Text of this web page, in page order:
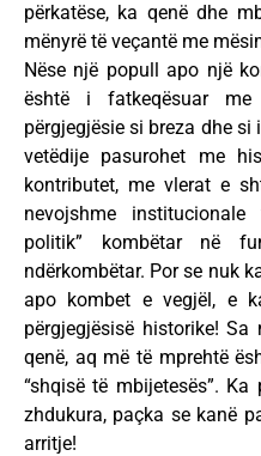
përkatëse, ka qenë dhe
mënyrë të veçantë me
Nëse një popull apo një
është i fatkeqësuar me
përgjegjësie si breza dhe
vetëdije pasurohet me
kontributet, me vlerat e
nevojshme
politik” kombëtar në
ndërkombëtar. Por se nuk
apo kombet e vegjël, e
përgjegjësisë historike!
qenë, aq më të mprehtë
“shqisë të mbijetesës”.
zhdukura, paçka se kanë
arritje!